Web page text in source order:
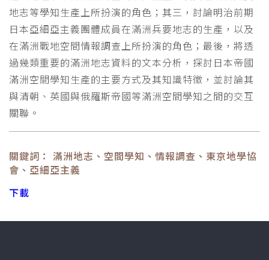
地志等學知生產上所扮演的角色；其三，討論明治前期
日本亞細亞主義團體成員在滿洲兵要地志的生產，以及
在滿洲戰地空間情報調查上所扮演的角色；最後，將透
過幾類重要的滿洲地志資料的文本分析，探討日本帝國
滿洲空間學知生產的主要方式及其知識特徵，並討論其
與清朝、英國與俄羅斯帝國等滿洲空間學知之間的交互
關聯。
關鍵詞： 滿洲地志、空間學知、情報調查、東京地學協
會、亞細亞主義
下載